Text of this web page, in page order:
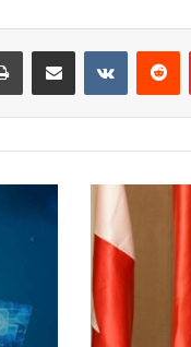
بينتيريست مشاركة عبر البريد
انطلاق
الثانية
مصر
الأسبوع